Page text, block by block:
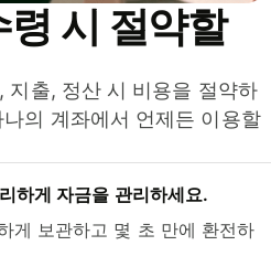
시 절약할
출, 정산 시 비용을 절약하
의 계좌에서 언제든 이용할
하게 자금을 관리하세요.
게 보관하고 몇 초 만에 환전하